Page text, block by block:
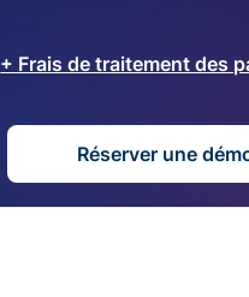
+ Frais de traitement des
Réserver une